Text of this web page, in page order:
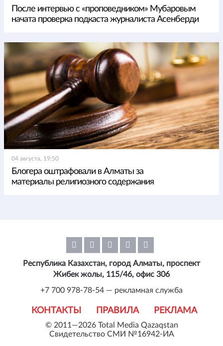
После интервью с «проповедником» Мубаровым
начата проверка подкаста журналиста Асенберди
04 августа, 19:50
Блогера оштрафовали в Алматы за
материалы религиозного содержания
© 2011—2026 Total Media Qazaqstan
Свидетельство СМИ №16942-ИА
КОНТАКТЫ ПРАВИЛА РЕКЛАМА
Республика Казахстан, город Алматы, проспект
Жибек жолы, 115/46, офис 306
+7 700 978-78-54 — рекламная служба